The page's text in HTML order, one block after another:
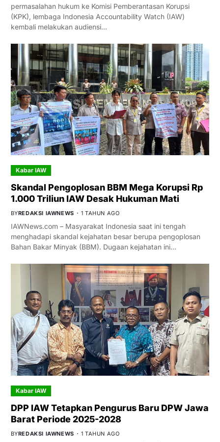
permasalahan hukum ke Komisi Pemberantasan Korupsi
(KPK), lembaga Indonesia Accountability Watch (IAW)
kembali melakukan audiensi…
Kabar IAW
Skandal Pengoplosan BBM Mega Korupsi Rp
1.000 Triliun IAW Desak Hukuman Mati
BYREDAKSI IAWNEWS 1 TAHUN AGO
IAWNews.com – Masyarakat Indonesia saat ini tengah
menghadapi skandal kejahatan besar berupa pengoplosan
Bahan Bakar Minyak (BBM). Dugaan kejahatan ini…
Kabar IAW
DPP IAW Tetapkan Pengurus Baru DPW Jawa
Barat Periode 2025-2028
BYREDAKSI IAWNEWS 1 TAHUN AGO